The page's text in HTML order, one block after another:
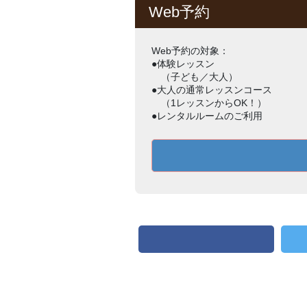
Web予約
Web予約の対象：
●体験レッスン
（子ども／大人）
●大人の通常レッスンコース
（1レッスンからOK！）
●レンタルルームのご利用